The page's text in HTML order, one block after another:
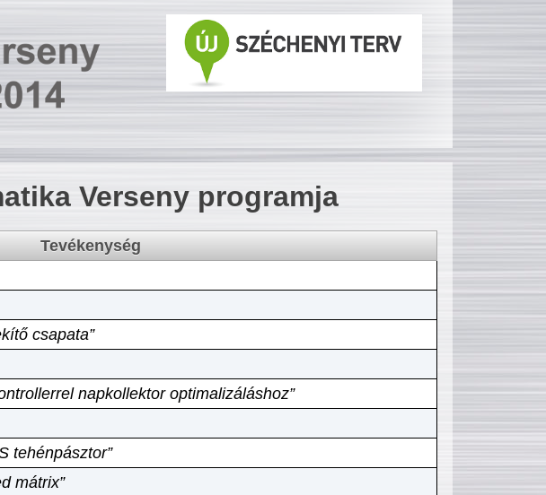
Verseny programja
Tevékenység
csapata”
napkollektor optimalizáláshoz”
tehénpásztor”
mátrix”